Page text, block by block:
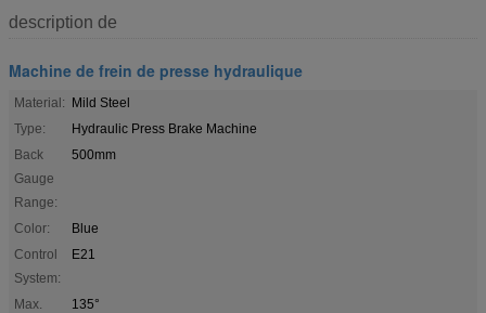
description de
Machine de frein de presse hydraulique
Material: Mild Steel
Type:
Hydraulic Press Brake Machine
Back
Gauge
Range:
500mm
Color:
Blue
Control
System:
E21
Max.
135°